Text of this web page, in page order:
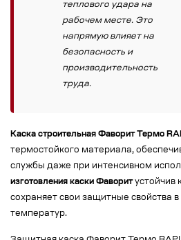
теплового удара на
рабочем месте. Это
напрямую влияет на
безопасность и
производительность
труда.
Каска строительная Фаворит Термо
термостойкого материала,
службы даже при интенсивном
изготовления каски Фаворитустойчив
сохраняет свои защитные свойства
температур.